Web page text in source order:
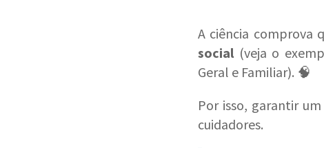
A ciência comprova
social (veja o
Geral e Familiar). 🧠
Por isso, garantir
cuidadores.